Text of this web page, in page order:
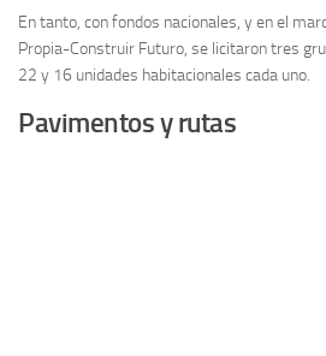
En tanto, con fondos nacionales, y en el
Propia-Construir Futuro, se licitaron tres
22 y 16 unidades habitacionales cada uno.
Pavimentos y rutas